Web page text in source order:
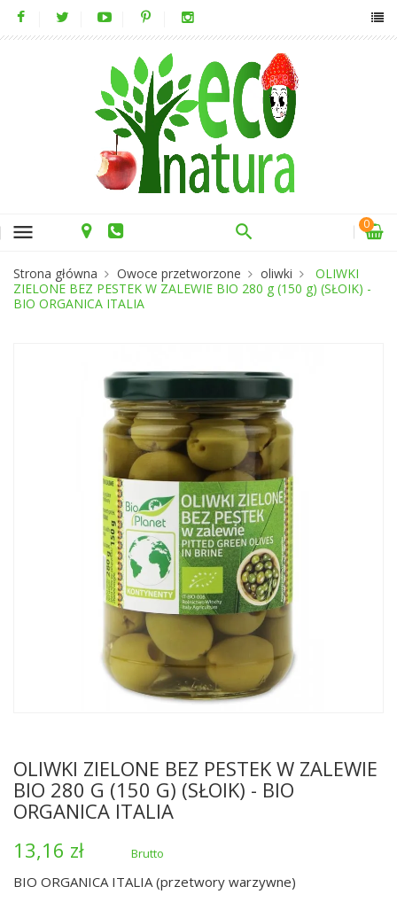
menu 0
Strona główna Owoce przetworzone oliwki
OLIWKI
ZIELONE BEZ PESTEK W ZALEWIE BIO 280 g (150 g) (SŁOIK) -
BIO ORGANICA ITALIA
OLIWKI ZIELONE BEZ PESTEK W ZALEWIE
BIO 280 G (150 G) (SŁOIK) - BIO
ORGANICA ITALIA
13,16 zł
Brutto
BIO ORGANICA ITALIA (przetwory warzywne)